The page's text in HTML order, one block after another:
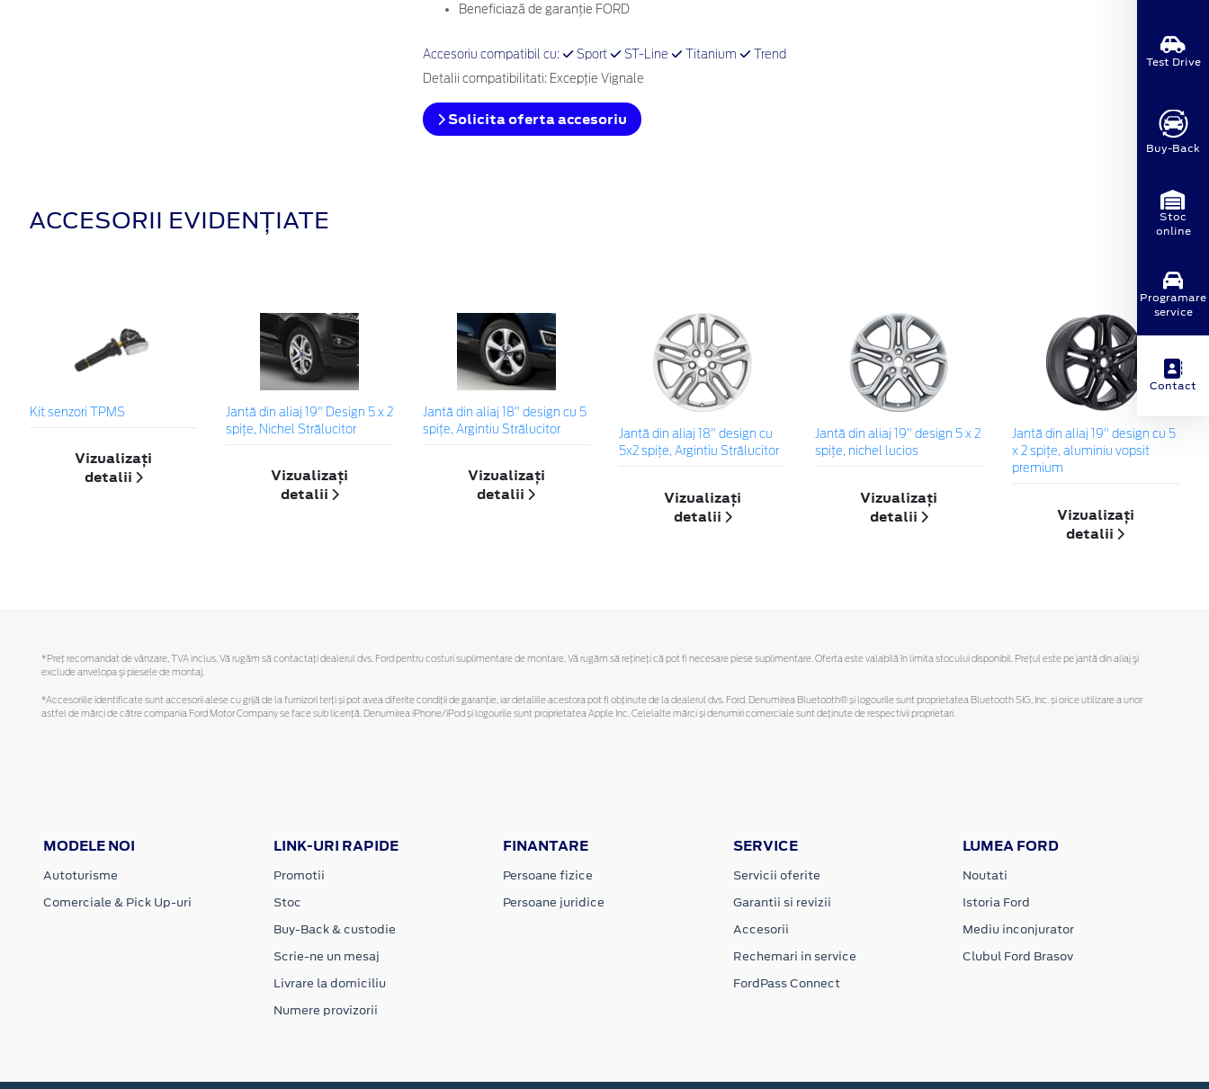
Beneficiază de garanție FORD
Accesoriu compatibil cu: Sport ST-Line Titanium Trend
Detalii compatibilitati: Excepție Vignale
Solicita oferta accesoriu
ACCESORII EVIDENȚIATE
Kit senzori TPMS
Vizualizați
detalii
Jantă din aliaj 19" Design 5 x 2
spițe, Nichel Strălucitor
Vizualizați
detalii
Jantă din aliaj 18" design cu 5
spiţe, Argintiu Strălucitor
Vizualizați
detalii
Jantă din aliaj 18" design cu
5x2 spiţe, Argintiu Strălucitor
Vizualizați
detalii
Jantă din aliaj 19" design 5 x 2
spiţe, nichel lucios
Vizualizați
detalii
Jantă din aliaj 19" design cu 5
x 2 spițe, aluminiu vopsit
premium
Vizualizați
detalii
*Preţ recomandat de vânzare, TVA inclus. Vă rugăm să contactaţi dealerul dvs. Ford pentru costuri suplimentare de montare. Vă rugăm să reţineţi că pot fi necesare piese suplimentare. Oferta este valabilă în limita stocului disponibil. Preţul este pe jantă din aliaj şi
exclude anvelopa şi piesele de montaj.
*Accesoriile identificate sunt accesorii alese cu grijă de la furnizori terți și pot avea diferite condiții de garanție, iar detaliile acestora pot fi obținute de la dealerul dvs. Ford. Denumirea Bluetooth® și logourile sunt proprietatea Bluetooth SIG, Inc. și orice utilizare a unor
astfel de mărci de către compania Ford Motor Company se face sub licență. Denumirea iPhone/iPod și logourile sunt proprietatea Apple Inc. Celelalte mărci și denumiri comerciale sunt deținute de respectivii proprietari.
MODELE NOI
Autoturisme
Comerciale & Pick Up-uri
LINK-URI RAPIDE
Promotii
Stoc
Buy-Back & custodie
Scrie-ne un mesaj
Livrare la domiciliu
Numere provizorii
FINANTARE
Persoane fizice
Persoane juridice
SERVICE
Servicii oferite
Garantii si revizii
Accesorii
Rechemari in service
FordPass Connect
LUMEA FORD
Noutati
Istoria Ford
Mediu inconjurator
Clubul Ford Brasov
Test Drive
Buy-Back
Stoc
online
Programare
service
Contact